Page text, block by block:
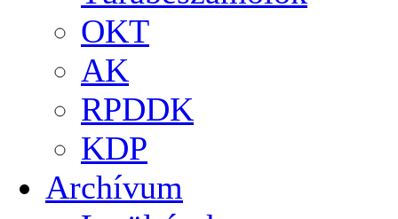
OKT
AK
RPDDK
KDP
Archívum